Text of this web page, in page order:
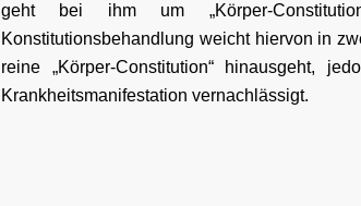
geht bei ihm um „Körper-
Konstitutionsbehandlung weicht hiervon in
reine „Körper-Constitution“ hinausgeht,
Krankheitsmanifestation vernachlässigt.